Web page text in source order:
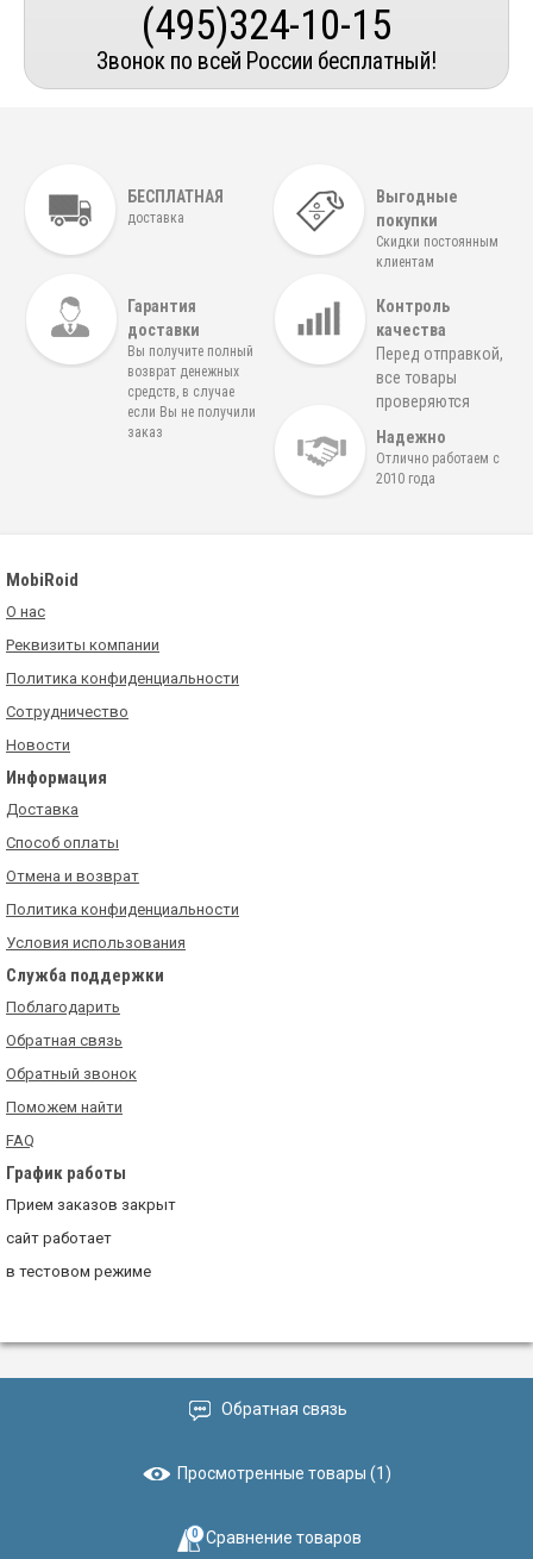
(495)324-10-15
Звонок по всей России бесплатный!
БЕСПЛАТНАЯ
доставка
Выгодные
покупки
Скидки постоянным
клиентам
Гарантия
доставки
Вы получите полный
возврат денежных
средств, в случае
если Вы не получили
заказ
Контроль
качества
Перед отправкой,
все товары
проверяются
Надежно
Отлично работаем с
2010 года
MobiRoid
О нас
Реквизиты компании
Политика конфиденциальности
Сотрудничество
Новости
Информация
Доставка
Способ оплаты
Отмена и возврат
Политика конфиденциальности
Условия использования
Служба поддержки
Поблагодарить
Обратная связь
Обратный звонок
Поможем найти
FAQ
График работы
Прием заказов закрыт
сайт работает
в тестовом режиме
Обратная связь
Просмотренные товары (1)
0 Сравнение товаров